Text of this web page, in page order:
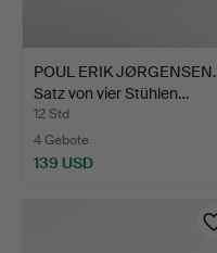
POUL ERIK JØRGENSEN.
Satz von vier Stühlen…
12 Std
4 Gebote
139 USD